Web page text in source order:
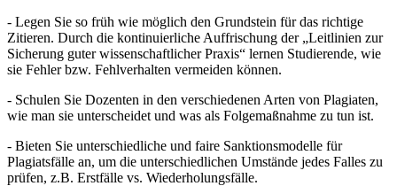
- Legen Sie so früh wie möglich den Grundstein für das richtige
Zitieren. Durch die kontinuierliche Auffrischung der „Leitlinien zur
Sicherung guter wissenschaftlicher Praxis“ lernen Studierende, wie
sie Fehler bzw. Fehlverhalten vermeiden können.
- Schulen Sie Dozenten in den verschiedenen Arten von Plagiaten,
wie man sie unterscheidet und was als Folgemaßnahme zu tun ist.
- Bieten Sie unterschiedliche und faire Sanktionsmodelle für
Plagiatsfälle an, um die unterschiedlichen Umstände jedes Falles zu
prüfen, z.B. Erstfälle vs. Wiederholungsfälle.